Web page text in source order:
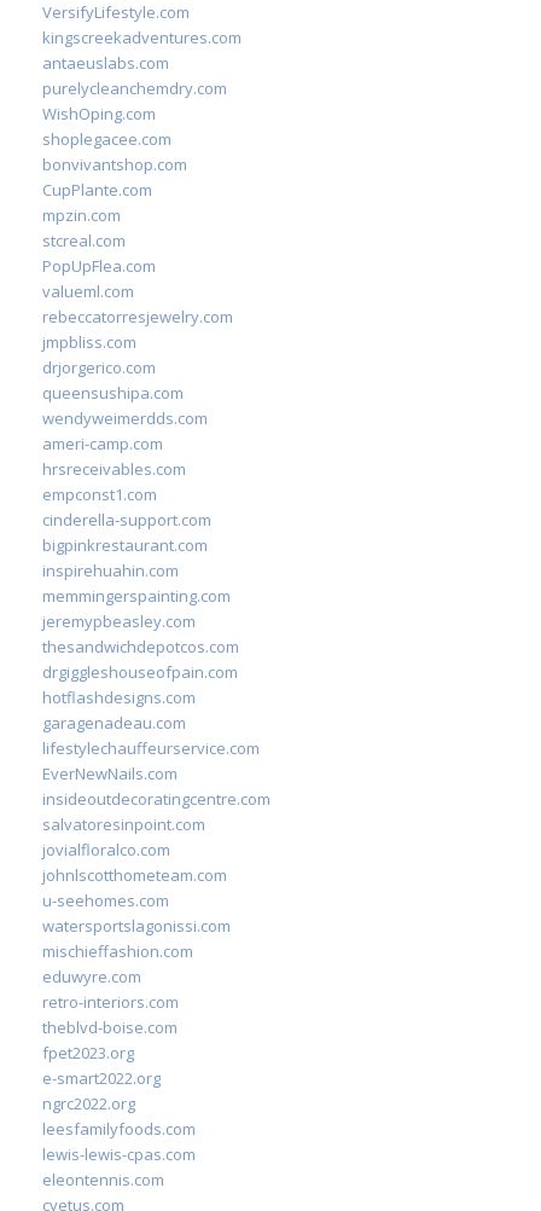
VersifyLifestyle.com
kingscreekadventures.com
antaeuslabs.com
purelycleanchemdry.com
WishOping.com
shoplegacee.com
bonvivantshop.com
CupPlante.com
mpzin.com
stcreal.com
PopUpFlea.com
valueml.com
rebeccatorresjewelry.com
jmpbliss.com
drjorgerico.com
queensushipa.com
wendyweimerdds.com
ameri-camp.com
hrsreceivables.com
empconst1.com
cinderella-support.com
bigpinkrestaurant.com
inspirehuahin.com
memmingerspainting.com
jeremypbeasley.com
thesandwichdepotcos.com
drgiggleshouseofpain.com
hotflashdesigns.com
garagenadeau.com
lifestylechauffeurservice.com
EverNewNails.com
insideoutdecoratingcentre.com
salvatoresinpoint.com
jovialfloralco.com
johnlscotthometeam.com
u-seehomes.com
watersportslagonissi.com
mischieffashion.com
eduwyre.com
retro-interiors.com
theblvd-boise.com
fpet2023.org
e-smart2022.org
ngrc2022.org
leesfamilyfoods.com
lewis-lewis-cpas.com
eleontennis.com
cyetus.com